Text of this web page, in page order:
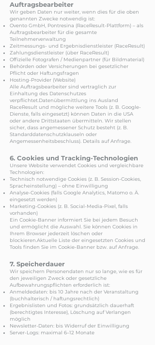
Auftragsbearbeiter
Wir geben Daten nur weiter, wenn dies für die oben
genannten Zwecke notwendig ist:
Ovento GmbH, Pontresina (RaceResult-Plattform) – als
Auftragsbearbeiter für die gesamte
Teilnehmerverwaltung
Zeitmessungs- und Ergebnisdienstleister (RaceResult)
Zahlungsdienstleister (über RaceResult)
Offizielle Fotografen / Medienpartner (für Bildmaterial)
Behörden oder Versicherungen bei gesetzlicher
Pflicht oder Haftungsfragen
Hosting-Provider (Website)
Alle Auftragsbearbeiter sind vertraglich zur
Einhaltung des Datenschutzes
verpflichtet.Datenübermittlung ins Ausland
RaceResult und mögliche weitere Tools (z. B. Google-
Dienste, falls eingesetzt) können Daten in die USA
oder andere Drittstaaten übermitteln. Wir stellen
sicher, dass angemessener Schutz besteht (z. B.
Standarddatenschutzklauseln oder
Angemessenheitsbeschluss). Details auf Anfrage.
6. Cookies und Tracking-Technologien
Unsere Website verwendet Cookies und vergleichbare
Technologien:
Technisch notwendige Cookies (z. B. Session-Cookies,
Spracheinstellung) – ohne Einwilligung
Analyse-Cookies (falls Google Analytics, Matomo o. Ä.
eingesetzt werden)
Marketing-Cookies (z. B. Social-Media-Pixel, falls
vorhanden)
Ein Cookie-Banner informiert Sie bei jedem Besuch
und ermöglicht die Auswahl. Sie können Cookies in
Ihrem Browser jederzeit löschen oder
blockieren.Aktuelle Liste der eingesetzten Cookies und
Tools finden Sie im Cookie-Banner bzw. auf Anfrage.
7. Speicherdauer
Wir speichern Personendaten nur so lange, wie es für
den jeweiligen Zweck oder gesetzliche
Aufbewahrungspflichten erforderlich ist:
Anmeldedaten: bis 10 Jahre nach der Veranstaltung
(buchhalterisch / haftungsrechtlich)
Ergebnislisten und Fotos: grundsätzlich dauerhaft
(berechtigtes Interesse), Löschung auf Verlangen
möglich
Newsletter-Daten: bis Widerruf der Einwilligung
Server-Logs: maximal 6–12 Monate